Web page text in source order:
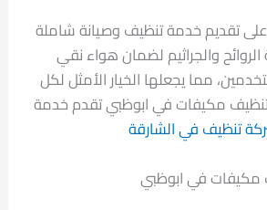
تقديم خدمة تنظيف وصيانة شاملة
والجراثيم لضمان هواء نقي
مما يجعلها الخيار الأمثل لكل
مكيفات في ابوظبي تقدم خدمة
تنظيف في الشارقة
مكيفات في ابوظبي